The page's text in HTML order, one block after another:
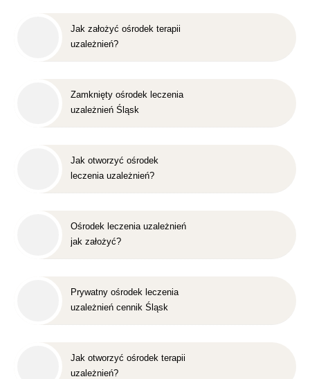
Jak założyć ośrodek terapii
uzależnień?
Zamknięty ośrodek leczenia
uzależnień Śląsk
Jak otworzyć ośrodek
leczenia uzależnień?
Ośrodek leczenia uzależnień
jak założyć?
Prywatny ośrodek leczenia
uzależnień cennik Śląsk
Jak otworzyć ośrodek terapii
uzależnień?